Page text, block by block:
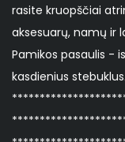
rasite kruopščiai
aksesuarų, namų ir
Pamikos pasaulis -
kasdienius stebuklus.